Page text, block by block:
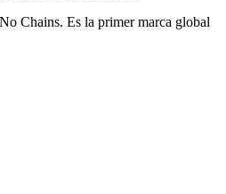
Chains. Es la primer marca global